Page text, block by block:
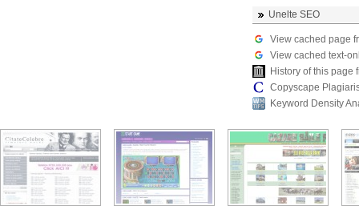
Unelte SEO
View cached page
View cached text-
History of this page
Copyscape
Keyword Density